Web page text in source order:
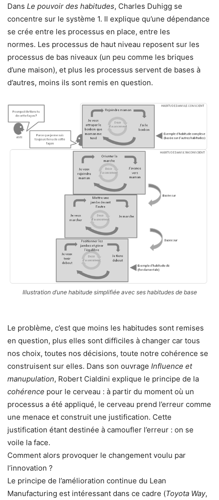
Dans Le pouvoir des habitudes, Charles Duhigg se
concentre sur le système 1. Il explique qu’une dépendance
se crée entre les processus en place, entre les
normes. Les processus de haut niveau reposent sur les
processus de bas niveaux (un peu comme les briques
d’une maison), et plus les processus servent de bases à
d’autres, moins ils sont remis en question.
Illustration d’une habitude simplifiée avec ses habitudes de base
Le problème, c’est que moins les habitudes sont remises
en question, plus elles sont difficiles à changer car tous
nos choix, toutes nos décisions, toute notre cohérence se
construisent sur elles. Dans son ouvrage Influence et
manupulation, Robert Cialdini explique le principe de la
cohérence pour le cerveau : à partir du moment où un
processus a été appliqué, le cerveau prend l’erreur comme
une menace et construit une justification. Cette
justification étant destinée à camoufler l’erreur : on se
voile la face.
Comment alors provoquer le changement voulu par
l’innovation ?
Le principe de l’amélioration continue du Lean
Manufacturing est intéressant dans ce cadre (Toyota Way,